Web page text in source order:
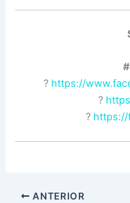
? https://
?
? https://
ANTERIOR